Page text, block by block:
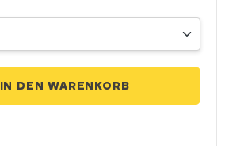
IN DEN WARENKORB